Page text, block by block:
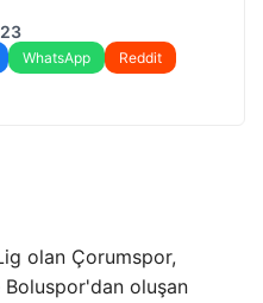
WhatsApp
Reddit
olan Çorumspor,
oluşan